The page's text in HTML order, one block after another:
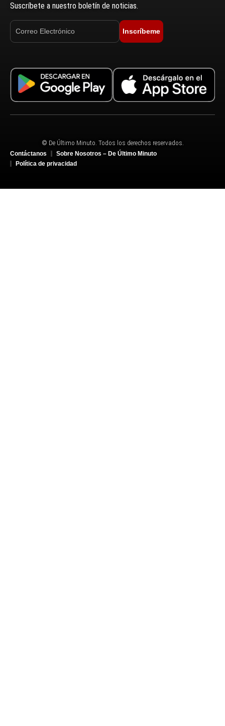
Suscríbete a nuestro boletín de noticias.
Inscríbeme
© De Último Minuto. Todos los derechos reservados.
Contáctanos
Sobre Nosotros – De Último Minuto
Política de privacidad